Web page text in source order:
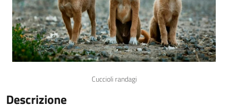
Cuccioli randagi
Descrizione